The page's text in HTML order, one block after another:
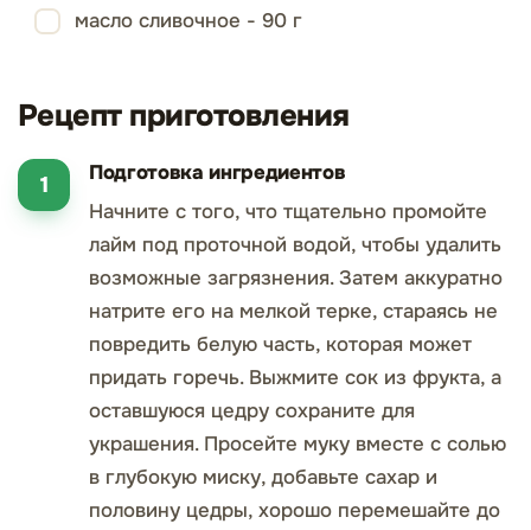
масло сливочное - 90 г
Рецепт приготовления
Подготовка ингредиентов
Начните с того, что тщательно промойте
лайм под проточной водой, чтобы удалить
возможные загрязнения. Затем аккуратно
натрите его на мелкой терке, стараясь не
повредить белую часть, которая может
придать горечь. Выжмите сок из фрукта, а
оставшуюся цедру сохраните для
украшения. Просейте муку вместе с солью
в глубокую миску, добавьте сахар и
половину цедры, хорошо перемешайте до